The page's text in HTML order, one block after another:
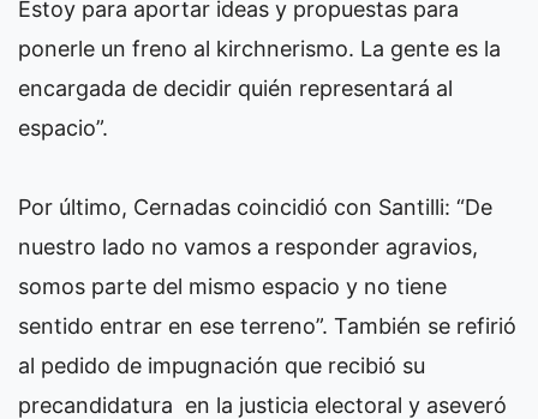
Estoy para aportar ideas y propuestas para
ponerle un freno al kirchnerismo. La gente es la
encargada de decidir quién representará al
espacio”.
Por último, Cernadas coincidió con Santilli: “De
nuestro lado no vamos a responder agravios,
somos parte del mismo espacio y no tiene
sentido entrar en ese terreno”. También se refirió
al pedido de impugnación que recibió su
precandidatura en la justicia electoral y aseveró